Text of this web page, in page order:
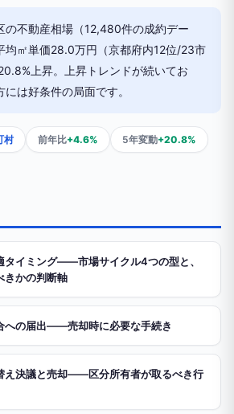
の不動産相場（12,480件の成約デー
均㎡単価28.0万円（京都府内12位/23市
上昇。上昇トレンドが続いてお
は好条件の局面です。
村 前年比+4.6% 5年変動+20.8%
タイミング——市場サイクル4つの型と、
きかの判断軸
への届出——売却時に必要な手続き
え決議と売却——区分所有者が取るべき行